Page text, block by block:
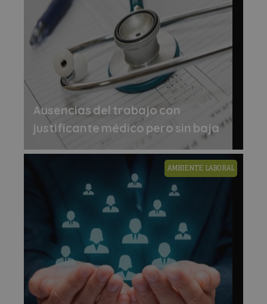
Ausencias del trabajo con
justificante médico pero sin baja
AMBIENTE LABORAL